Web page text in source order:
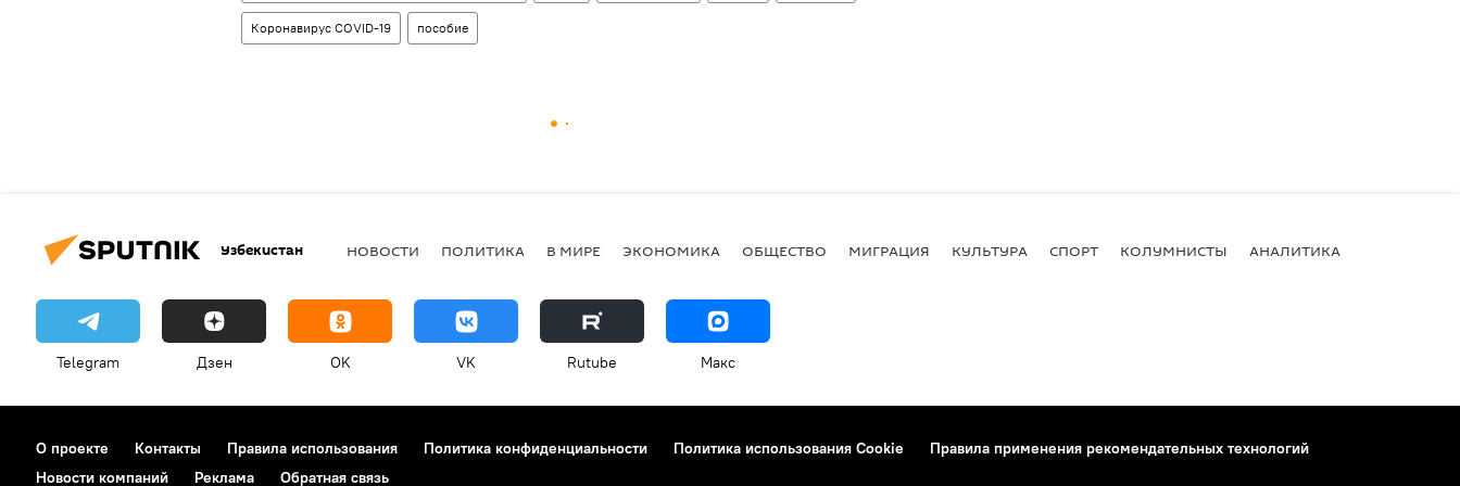
Коронавирус COVID-19 пособие
Узбекистан НОВОСТИ ПОЛИТИКА В МИРЕ ЭКОНОМИКА ОБЩЕСТВО МИГРАЦИЯ КУЛЬТУРА СПОРТ КОЛУМНИСТЫ АНАЛИТИКА
Telegram Дзен OK VK Rutube Макс
О проекте Контакты Правила использования Политика конфиденциальности Политика использования Cookie
Правила применения рекомендательных технологий
Новости компаний
Реклама Обратная связь